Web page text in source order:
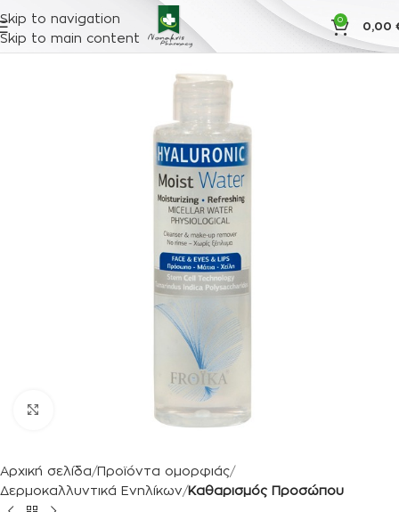
Skip to navigation
Skip to main content
0
0,00
Κλικ για μεγέθυνση
Αρχική σελίδα Προϊόντα ομορφιάς
Δερμοκαλλυντικά Ενηλίκων Καθαρισμός Προσώπου